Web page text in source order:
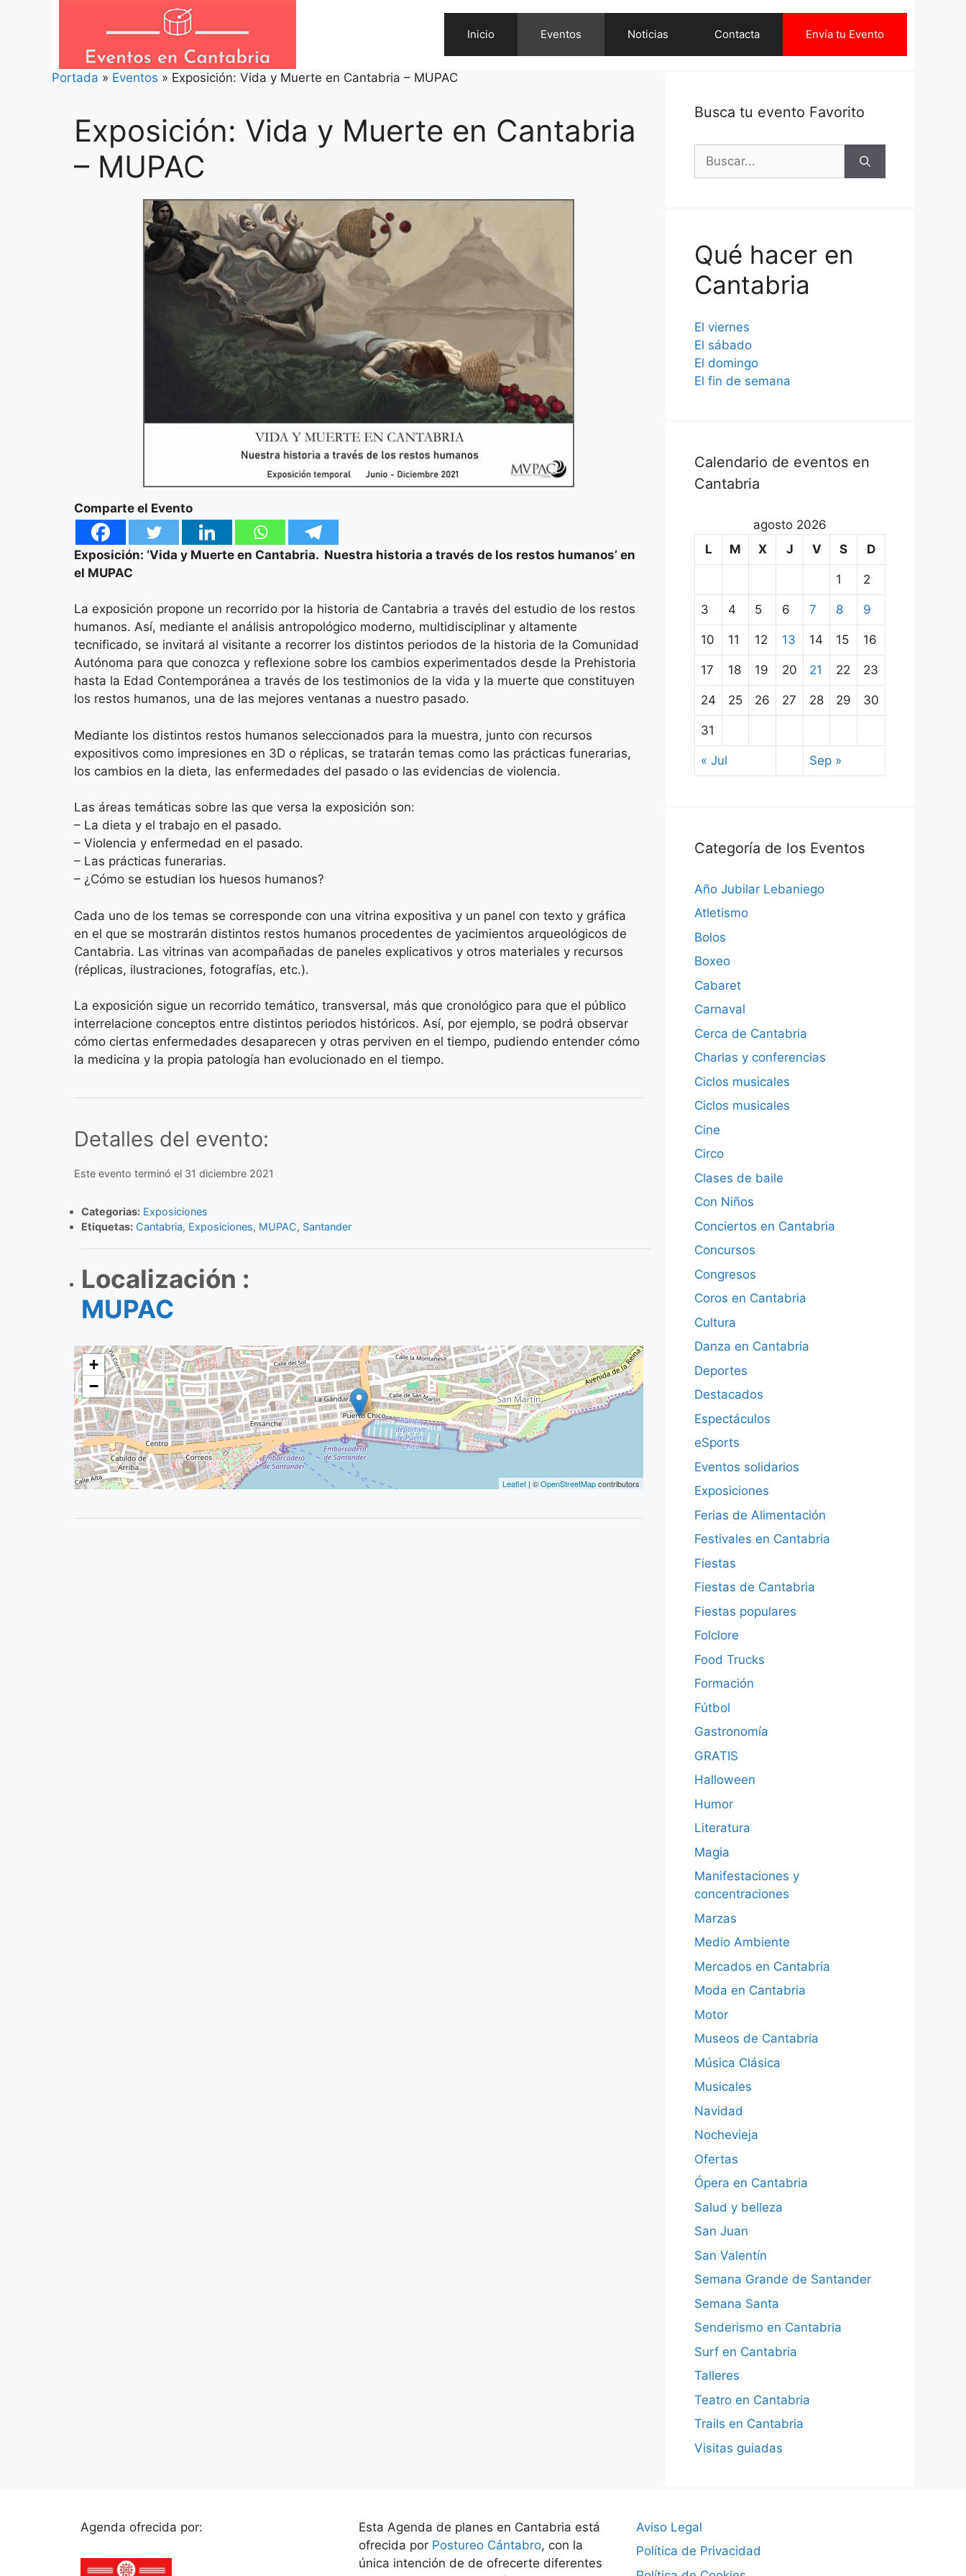
Inicio Eventos Noticias Contacta Envía tu Evento
Portada » Eventos » Exposición: Vida y Muerte en Cantabria – MUPAC
Exposición: Vida y Muerte en Cantabria
– MUPAC
Comparte el Evento
Exposición: ‘Vida y Muerte en Cantabria. Nuestra historia a través de los restos humanos’ en
el MUPAC
La exposición propone un recorrido por la historia de Cantabria a través del estudio de los restos
humanos. Así, mediante el análisis antropológico moderno, multidisciplinar y altamente
tecnificado, se invitará al visitante a recorrer los distintos periodos de la historia de la Comunidad
Autónoma para que conozca y reflexione sobre los cambios experimentados desde la Prehistoria
hasta la Edad Contemporánea a través de los testimonios de la vida y la muerte que constituyen
los restos humanos, una de las mejores ventanas a nuestro pasado.
Mediante los distintos restos humanos seleccionados para la muestra, junto con recursos
expositivos como impresiones en 3D o réplicas, se tratarán temas como las prácticas funerarias,
los cambios en la dieta, las enfermedades del pasado o las evidencias de violencia.
Las áreas temáticas sobre las que versa la exposición son:
– La dieta y el trabajo en el pasado.
– Violencia y enfermedad en el pasado.
– Las prácticas funerarias.
– ¿Cómo se estudian los huesos humanos?
Cada uno de los temas se corresponde con una vitrina expositiva y un panel con texto y gráfica
en el que se mostrarán distintos restos humanos procedentes de yacimientos arqueológicos de
Cantabria. Las vitrinas van acompañadas de paneles explicativos y otros materiales y recursos
(réplicas, ilustraciones, fotografías, etc.).
La exposición sigue un recorrido temático, transversal, más que cronológico para que el público
interrelacione conceptos entre distintos periodos históricos. Así, por ejemplo, se podrá observar
cómo ciertas enfermedades desaparecen y otras perviven en el tiempo, pudiendo entender cómo
la medicina y la propia patología han evolucionado en el tiempo.
Detalles del evento:
Este evento terminó el 31 diciembre 2021
Categorias: Exposiciones
Etiquetas: Cantabria, Exposiciones, MUPAC, Santander
Localización :
MUPAC
+
−
Leaflet | ©OpenStreetMapcontributors
Busca tu evento Favorito
Buscar:
Qué hacer en
Cantabria
El viernes
El sábado
El domingo
El fin de semana
Calendario de eventos en
Cantabria
agosto 2026
L
M X J V S D
1 2
3 4 5 6 7 8 9
10 11 12 13 14 15 16
17 18 19 20 21 22 23
24 25 26 27 28 29 30
31
« Jul Sep »
Categoría de los Eventos
Año Jubilar Lebaniego
Atletismo
Bolos
Boxeo
Cabaret
Carnaval
Cerca de Cantabria
Charlas y conferencias
Ciclos musicales
Ciclos musicales
Cine
Circo
Clases de baile
Con Niños
Conciertos en Cantabria
Concursos
Congresos
Coros en Cantabria
Cultura
Danza en Cantabria
Deportes
Destacados
Espectáculos
eSports
Eventos solidarios
Exposiciones
Ferias de Alimentación
Festivales en Cantabria
Fiestas
Fiestas de Cantabria
Fiestas populares
Folclore
Food Trucks
Formación
Fútbol
Gastronomía
GRATIS
Halloween
Humor
Literatura
Magia
Manifestaciones y
concentraciones
Marzas
Medio Ambiente
Mercados en Cantabria
Moda en Cantabria
Motor
Museos de Cantabria
Música Clásica
Musicales
Navidad
Nochevieja
Ofertas
Ópera en Cantabria
Salud y belleza
San Juan
San Valentín
Semana Grande de Santander
Semana Santa
Senderismo en Cantabria
Surf en Cantabria
Talleres
Teatro en Cantabria
Trails en Cantabria
Visitas guiadas
Agenda ofrecida por:
Esta Agenda de planes en Cantabria está
ofrecida por Postureo Cántabro, con la
única intención de de ofrecerte diferentes
Aviso Legal
Política de Privacidad